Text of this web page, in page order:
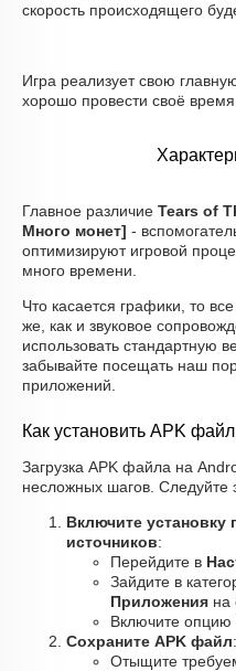
скорость происходящего
Игра реализует свою
хорошо провести своё
Главное различие Tears of
Много монет] -
оптимизируют игровой
много времени.
Что касается графики, то
же, как и звуковое
использовать стандартную
забывайте посещать наш
приложений.
Как установить APK
Загрузка APK файла на
несложных шагов. Следуйте
Включите установку
источников:
Перейдите в
Зайдите в
Приложения на
Включите опцию
Сохраните APK файл:
Отыщите